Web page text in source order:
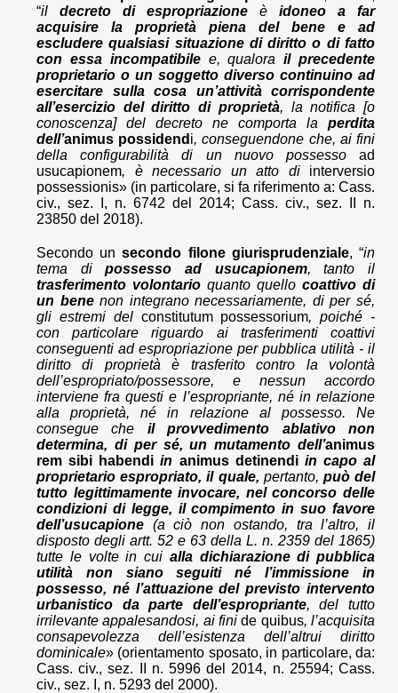
“il decreto di espropriazione è idoneo a far
acquisire la proprietà piena del bene e ad
escludere qualsiasi situazione di diritto o di fatto
con essa incompatibilee, qualorail precedente
proprietario o un soggetto diverso continuino ad
esercitare sulla cosa un’attività corrispondente
all’esercizio del diritto di proprietà, la notifica [o
conoscenza] del decreto ne comporta la perdita
dell’animus possidend i, conseguendone che, ai fini
della configurabilità di un nuovo possesso ad
usucapionem, è necessario un atto di interversio
possessionis» (in particolare, si fa riferimento a: Cass.
civ., sez. I, n. 6742 del 2014; Cass. civ., sez. II n.
23850 del 2018).
Secondo unsecondo filone giurisprudenziale, “in
tema dipossesso ad usucapionem, tanto il
trasferimento volontario quanto quello coattivo di
un benenon integrano necessariamente, di per sé,
gli estremi del constitutum possessorium, poiché -
con particolare riguardo ai trasferimenti coattivi
conseguenti ad espropriazione per pubblica utilità - il
diritto di proprietà è trasferito contro la volontà
dell’espropriato/possessore, e nessun accordo
interviene fra questi e l’espropriante, né in relazione
alla proprietà, né in relazione al possesso. Ne
consegue che il provvedimento ablativo non
determina, di per sé, un mutamento dell’animus
rem sibi habendiin animus detinendiin capo al
proprietario espropriato, il quale, pertanto, può del
tutto legittimamente invocare, nel concorso delle
condizioni di legge, il compimento in suo favore
dell’usucapione (a ciò non ostando, tra l’altro, il
disposto degli artt. 52 e 63 della L. n. 2359 del 1865)
tutte le volte in cui alla dichiarazione di pubblica
utilità non siano seguiti né l’immissione in
possesso, né l’attuazione del previsto intervento
urbanistico da parte dell’espropriante, del tutto
irrilevante appalesandosi, ai finide quibus, l’acquisita
consapevolezza dell’esistenza dell’altrui diritto
dominicale» (orientamento sposato, in particolare, da:
Cass. civ., sez. II n. 5996 del 2014, n. 25594; Cass.
civ., sez. I, n. 5293 del 2000).